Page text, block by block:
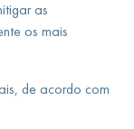
as
os mais
de acordo com